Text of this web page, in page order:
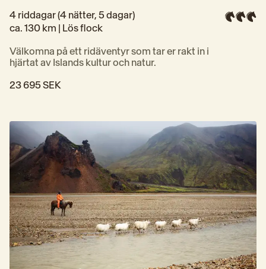
4 riddagar (4 nätter, 5 dagar)
ca. 130 km | Lös flock
Välkomna på ett ridäventyr som tar er rakt in i
hjärtat av Islands kultur och natur.
23 695 SEK